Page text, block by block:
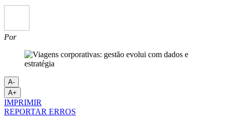
Por
A-
A+
IMPRIMIR
REPORTAR ERROS